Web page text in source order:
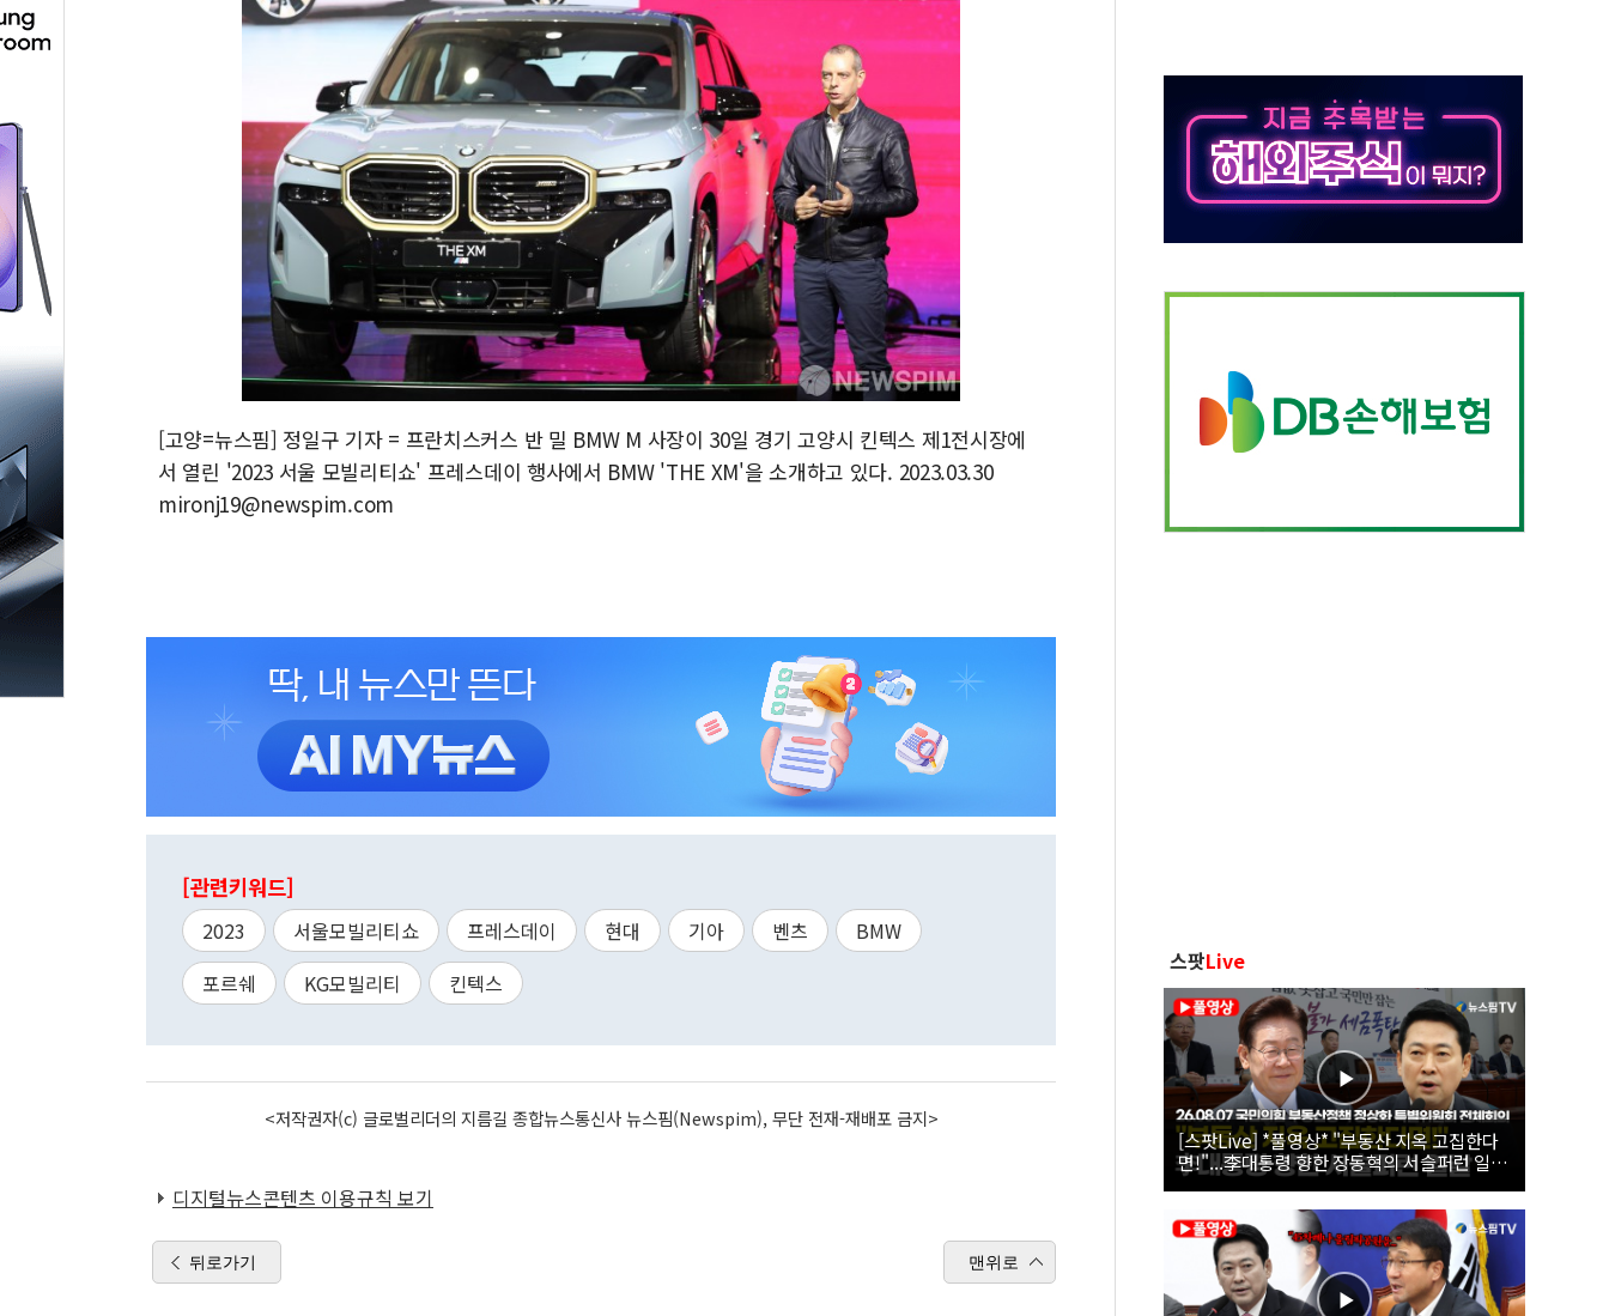
취재진과 대화하는 정세현 전 통일부 장관
[고양=뉴스핌] 정일구 기자 = 프란치스커스 반 밀 BMW M 사장이 30일 경기 고양시 킨텍스 제1전시장에
서 열린 '2023 서울 모빌리티쇼' 프레스데이 행사에서 BMW 'THE XM'을 소개하고 있다. 2023.03.30
mironj19@newspim.com
[관련키워드]
2023 서울모빌리티쇼 프레스데이 현대 기아 벤츠
BMW
포르쉐
KG모빌리티 킨텍스
<저작권자(c) 글로벌리더의 지름길 종합뉴스통신사 뉴스핌(Newspim), 무단 전재-재배포 금지>
디지털뉴스콘텐츠 이용규칙 보기
뒤로가기 맨위로
스팟Live
[스팟Live] *풀영상* "부동산 지옥 고집한다
면!"...李대통령 향한 장동혁의 서슬퍼런 일갈
| 26.08.07 국민의힘 부동산정책 정상화 특별
위원회 전체회의